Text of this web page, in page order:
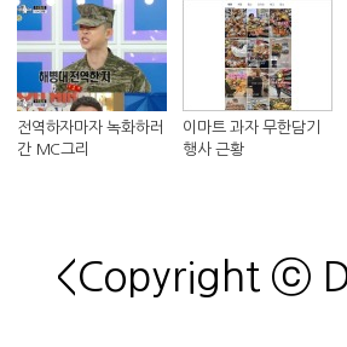
전역하자마자 녹화하러
간 MC그리
이마트 과자 무한담기
행사 근황
<Copyright ⓒ